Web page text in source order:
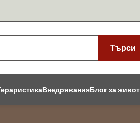
Търси
ВнедряванияБлог за